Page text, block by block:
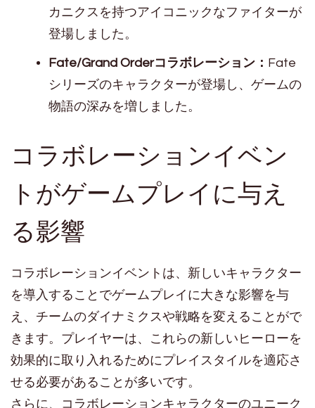
カニクスを持つアイコニックなファイターが
登場しました。
Fate/Grand Orderコラボレーション： Fate
シリーズのキャラクターが登場し、ゲームの
物語の深みを増しました。
コラボレーションイベン
トがゲームプレイに与え
る影響
コラボレーションイベントは、新しいキャラクター
を導入することでゲームプレイに大きな影響を与
え、チームのダイナミクスや戦略を変えることがで
きます。プレイヤーは、これらの新しいヒーローを
効果的に取り入れるためにプレイスタイルを適応さ
せる必要があることが多いです。
さらに、コラボレーションキャラクターのユニーク